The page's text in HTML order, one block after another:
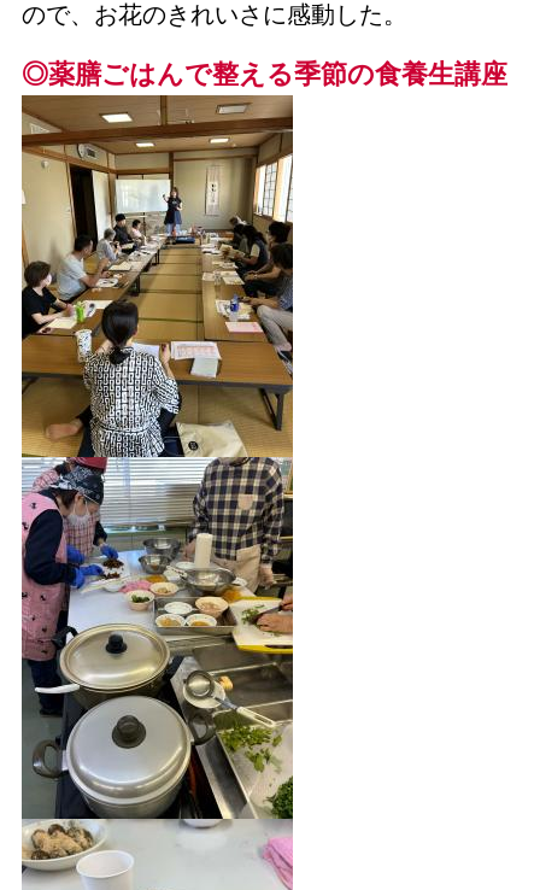
ので、お花のきれいさに感動した。
◎薬膳ごはんで整える季節の食養生講座